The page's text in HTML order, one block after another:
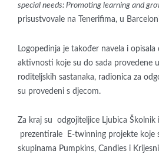
special needs: Promoting learning and
prisustvovale na Tenerifima, u
Logopedinja je također navela i opisala
aktivnosti koje su do sada provedene
roditeljskih sastanaka, radionica za
su provedeni s djecom.
Za kraj su odgojiteljice Ljubica Školnik
prezentirale E-twinning projekte koje
skupinama Pumpkins, Candies i